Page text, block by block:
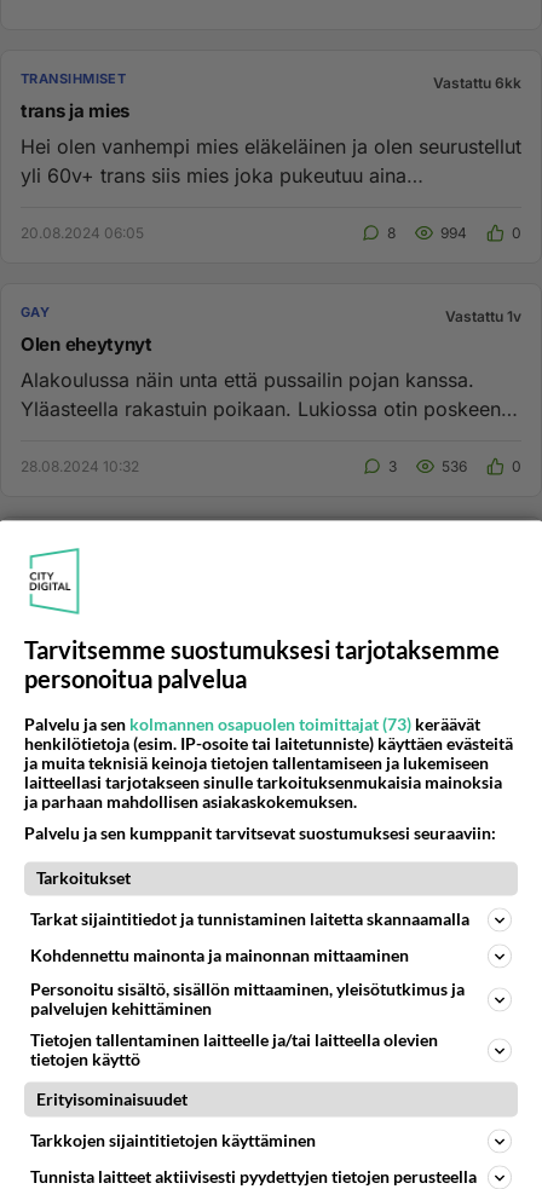
TRANSIHMISET Vastattu 6kk
trans ja mies
Hei olen vanhempi mies eläkeläinen ja olen seurustellut
yli 60v+ trans siis mies joka pukeutuu aina
20.08.2024 06:05 8 994 0
GAY Vastattu 1v
Olen eheytynyt
Alakoulussa näin unta että pussailin pojan kanssa.
Yläasteella rakastuin poikaan. Lukiossa otin poskeen.
28.08.2024 10:32 3 536 0
Mikä minua vaivaa?
Minä olen homomies, mutta minua ei kiinnosta
anaaliseksi ollenkaan. Miten tämä voi olla
mahdollista?...
LESBO, GAY, BI JA TRANS Vastattu 1v
Keski-Uudenmaan Pride 16.8.24 Hyvinkäällä
Se onnistui sittenkin. Perjantaina on Hyvinkäällä Keski-
Uudenmaan Pride-tapahtuma. Upea ohjelma näyttää
15.08.2024 18:28
LESBOT Vastattu 1v
Ihastunut ystävään
Miten päästä tunteesta yli? Ystävä on oletushetero,
minä kaapissa, ystäväni siis luultavasti luulee minun
olevan hetero....
16.08.2024 11:38 1463
Tarvitsemme suostumuksesi tarjotaksemme
personoitua palvelua
Palvelu ja sen kolmannen osapuolen toimittajat (73) keräävät
henkilötietoja (esim. IP-osoite tai laitetunniste) käyttäen evästeitä
ja muita teknisiä keinoja tietojen tallentamiseen ja lukemiseen
laitteellasi tarjotakseen sinulle tarkoituksenmukaisia mainoksia
ja parhaan mahdollisen asiakaskokemuksen.
Palvelu ja sen kumppanit tarvitsevat suostumuksesi seuraaviin:
Tarkoitukset
Tarkat sijaintitiedot ja tunnistaminen laitetta skannaamalla
Kohdennettu mainonta ja mainonnan mittaaminen
Personoitu sisältö, sisällön mittaaminen, yleisötutkimus ja
palvelujen kehittäminen
Tietojen tallentaminen laitteelle ja/tai laitteella olevien
tietojen käyttö
Erityisominaisuudet
Tarkkojen sijaintitietojen käyttäminen
Tunnista laitteet aktiivisesti pyydettyjen tietojen perusteella